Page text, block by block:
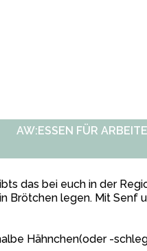
AW:ESSEN FÜR
das bei euch in der
Brötchen legen. Mit Senf
Hähnchen(oder -